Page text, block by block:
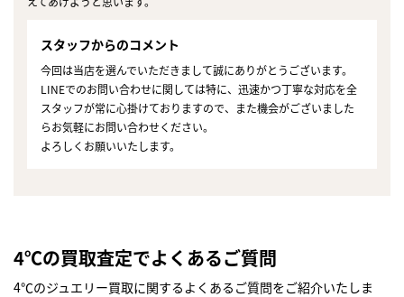
スタッフからのコメント
今回は当店を選んでいただきまして誠にありがとうございます。
LINEでのお問い合わせに関しては特に、迅速かつ丁寧な対応を全
スタッフが常に心掛けておりますので、また機会がございました
らお気軽にお問い合わせください。
よろしくお願いいたします。
4℃の買取査定でよくあるご質問
4℃のジュエリー買取に関するよくあるご質問をご紹介いたしま